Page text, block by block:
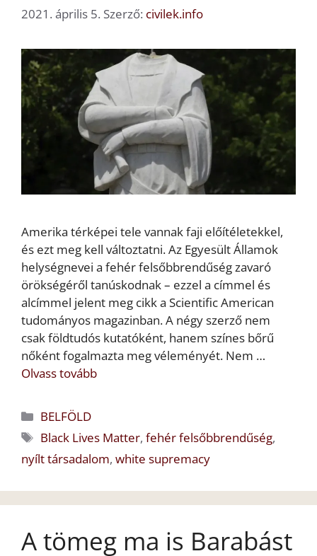
2021. április 5. Szerző: civilek.info
Amerika térképei tele vannak faji előítéletekkel,
és ezt meg kell változtatni. Az Egyesült Államok
helységnevei a fehér felsőbbrendűség zavaró
örökségéről tanúskodnak – ezzel a címmel és
alcímmel jelent meg cikk a Scientific American
tudományos magazinban. A négy szerző nem
csak földtudós kutatóként, hanem színes bőrű
nőként fogalmazta meg véleményét. Nem …
Olvass tovább
Kategória
BELFÖLD
Címkék
Black Lives Matter,fehér felsőbbrendűség,
nyílt társadalom, white supremacy
A tömeg ma is Barabást